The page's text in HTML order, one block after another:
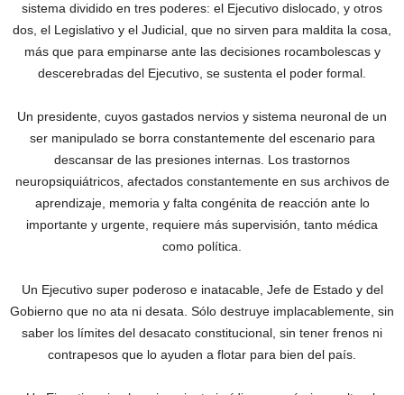
sistema dividido en tres ‎poderes: el Ejecutivo dislocado, y otros
dos, el Legislativo y el Judicial, que no sirven para maldita la cosa,
más que para empinarse ante las decisiones rocambolescas y
descerebradas del Ejecutivo, se sustenta el poder formal.
Un presidente, cuyos gastados nervios y sistema neuronal de un
ser manipulado se borra constantemente del escenario para
descansar de las presiones internas. Los trastornos
neuropsiquiátricos, afectados constantemente en sus archivos de
aprendizaje, memoria y falta congénita de reacción ante lo
importante y urgente, requiere más supervisión, tanto médica
como política.
Un Ejecutivo super poderoso e inatacable, Jefe de Estado y del
Gobierno que no ata ni desata. Sólo destruye implacablemente, sin
saber los límites del desacato constitucional, sin tener frenos ni
contrapesos que lo ayuden a flotar para bien del país.